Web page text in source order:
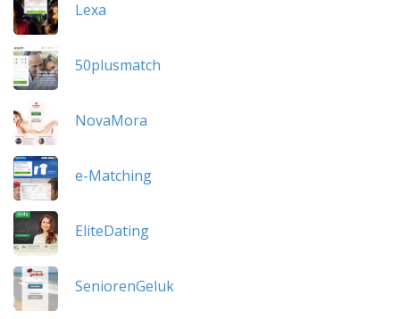
Lexa
50plusmatch
NovaMora
e-Matching
EliteDating
SeniorenGeluk